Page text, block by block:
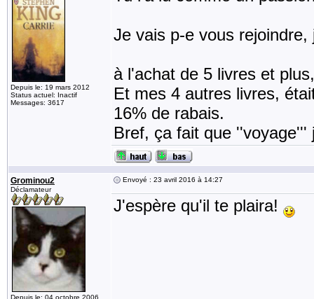
Depuis le: 19 mars 2012
Status actuel: Inactif
Messages: 3617
Je vais p-e vous
à l'achat de 5 livres et
Et mes 4 autres livres,
16% de rabais.
Bref, ça fait que
Grominou2
Déclamateur
Depuis le: 04 octobre 2006
Envoyé : 23 avril 2016 à 14:27
J'espère qu'il te plaira!